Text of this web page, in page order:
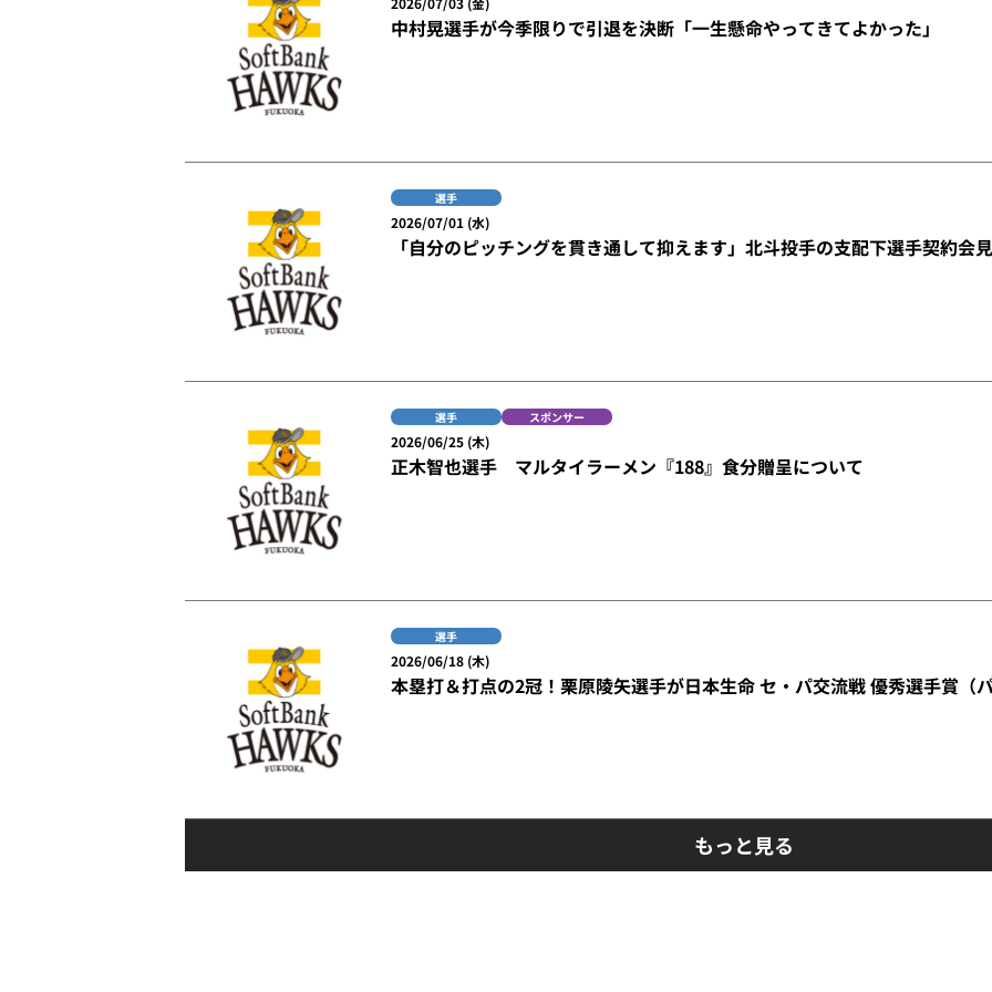
中村晃選手が今季限りで引退を決断「一生懸命やってきてよかった」
選手
2026/07/01 (水)
「自分のピッチングを貫き通して抑えます」北斗投手の支配下選手契約会見
選手 スポンサー
2026/06/25 (木)
正木智也選手 マルタイラーメン『188』食分贈呈について
選手
2026/06/18 (木)
本塁打＆打点の2冠！栗原陵矢選手が日本生命 セ・パ交流戦 優秀選手賞（
もっと見る